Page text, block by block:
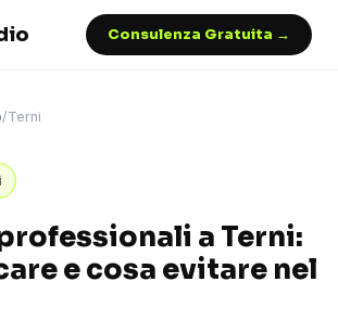
Consulenza Gratuita →
/Terni
a Terni:
e cosa evitare nel